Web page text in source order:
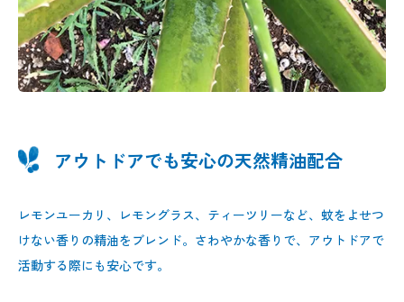
アウトドアでも安心の天然精油配合
レモンユーカリ、レモングラス、ティーツリーなど、蚊をよせつ
けない香りの精油をブレンド。さわやかな香りで、アウトドアで
活動する際にも安心です。